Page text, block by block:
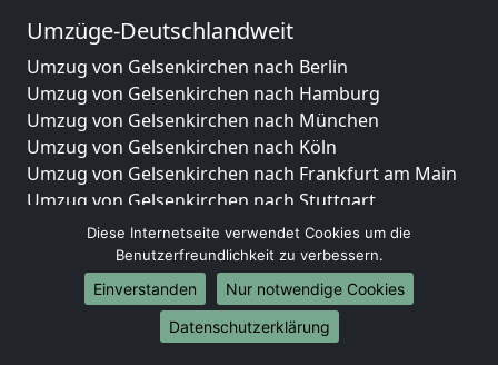
Umzüge-Deutschlandweit
Umzug von Gelsenkirchen nach Berlin
Umzug von Gelsenkirchen nach Hamburg
Umzug von Gelsenkirchen nach München
Umzug von Gelsenkirchen nach Köln
Umzug von Gelsenkirchen nach Frankfurt am Main
Umzug von Gelsenkirchen nach Stuttgart
Umzug von Gelsenkirchen nach Düsseldorf
Umzug von Gelsenkirchen nach Leipzig
Umzug von Gelsenkirchen nach Dortmund
Umzug von Gelsenkirchen nach Essen
Umzug von Gelsenkirchen nach Bremen
Diese Internetseite verwendet Cookies um die
Benutzerfreundlichkeit zu verbessern.
Einverstanden
Nur notwendige Cookies
Datenschutzerklärung